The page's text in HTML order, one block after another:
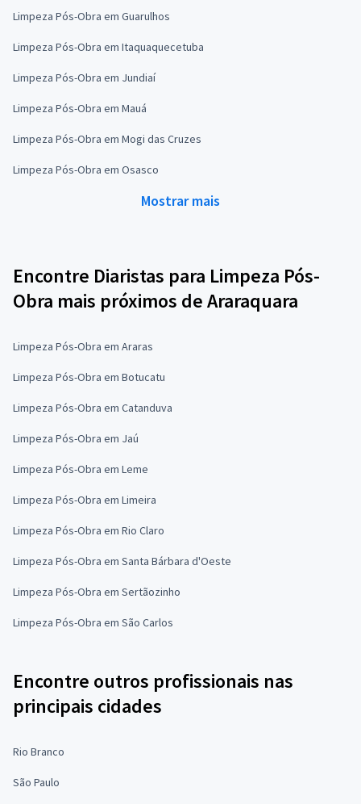
Limpeza Pós-Obra em Guarulhos
Limpeza Pós-Obra em Itaquaquecetuba
Limpeza Pós-Obra em Jundiaí
Limpeza Pós-Obra em Mauá
Limpeza Pós-Obra em Mogi das Cruzes
Limpeza Pós-Obra em Osasco
Mostrar mais
Encontre Diaristas para Limpeza Pós-
Obra mais próximos de Araraquara
Limpeza Pós-Obra em Araras
Limpeza Pós-Obra em Botucatu
Limpeza Pós-Obra em Catanduva
Limpeza Pós-Obra em Jaú
Limpeza Pós-Obra em Leme
Limpeza Pós-Obra em Limeira
Limpeza Pós-Obra em Rio Claro
Limpeza Pós-Obra em Santa Bárbara d'Oeste
Limpeza Pós-Obra em Sertãozinho
Limpeza Pós-Obra em São Carlos
Encontre outros profissionais nas
principais cidades
Rio Branco
São Paulo